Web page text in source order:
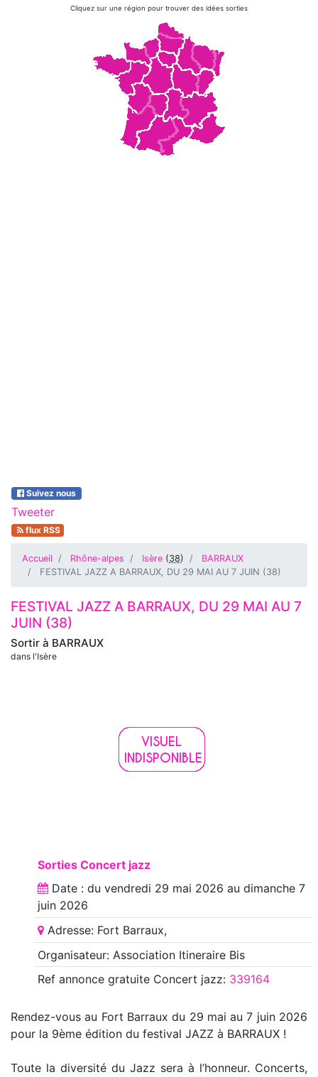
Cliquez sur une région pour trouver des idées sorties
Suivez nous
Tweeter
flux RSS
Accueil Rhône-alpes Isère (38)
BARRAUX
FESTIVAL JAZZ A BARRAUX, DU 29 MAI AU 7 JUIN (38)
Sortir à BARRAUX
dans l'Isère
FESTIVAL JAZZ A BARRAUX, DU 29 MAI AU 7
JUIN (38)
Sorties Concert jazz
Date : du vendredi 29 mai 2026 au dimanche 7
juin 2026
Adresse: Fort Barraux,
Organisateur: Association Itineraire Bis
Ref annoncegratuite Concert jazz: 339164
Rendez-vous au Fort Barraux du 29 mai au 7 juin 2026
pour la 9ème édition du festival JAZZ à BARRAUX !
Toute la diversité du Jazz sera à l’honneur. Concerts,